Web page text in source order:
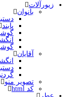
زیورآلات
بانوان
پابند
آقایان
تصویر منو
کد html